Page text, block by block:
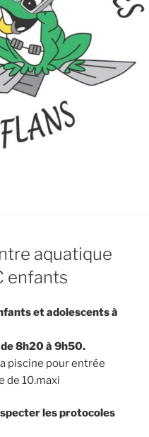
aquatique
enfants
et adolescents à
de 8h20 à 9h50.
piscine pour entrée
de 10.maxi
les protocoles